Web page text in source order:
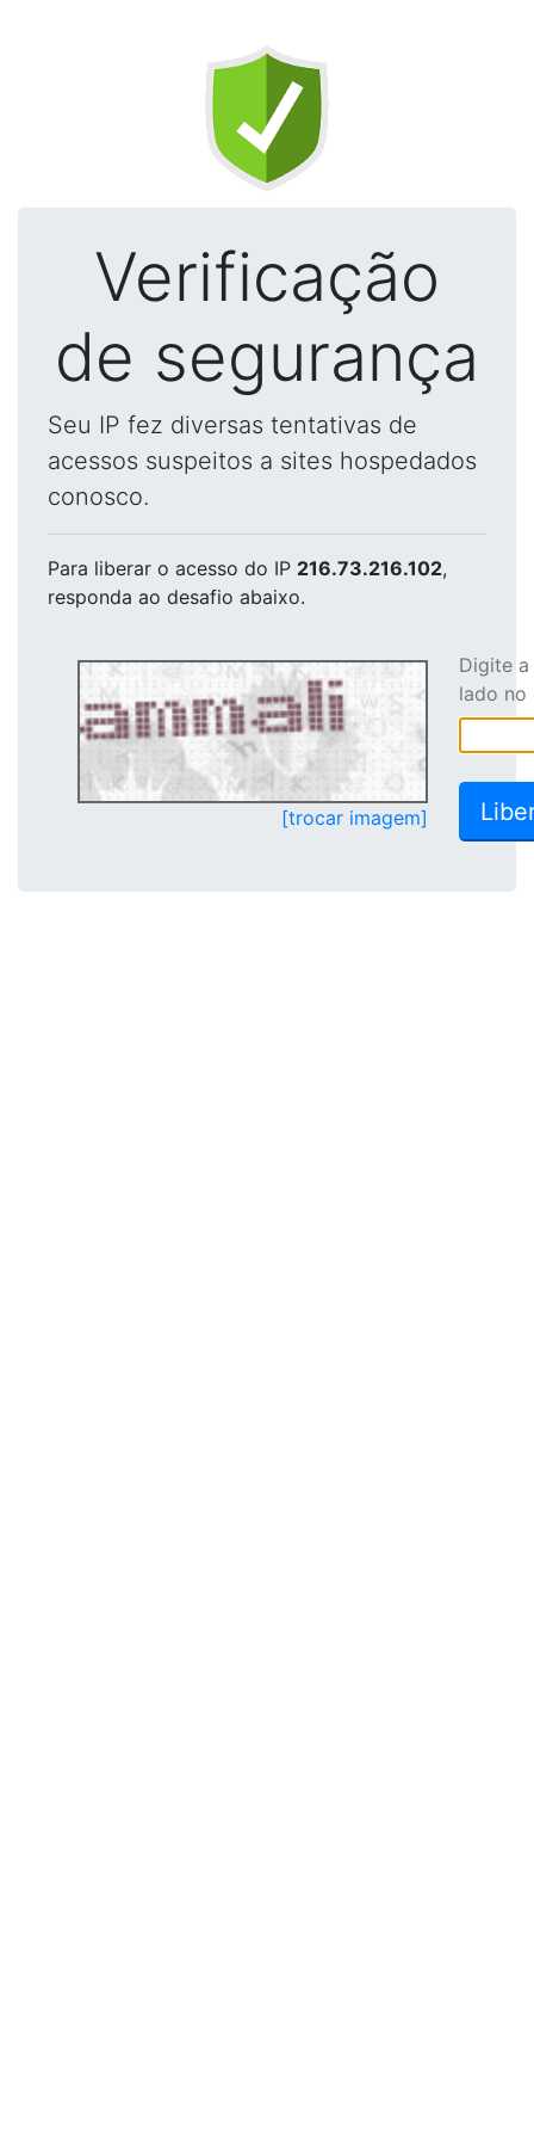
Verificação
de segurança
Seu IP fez diversas tentativas de
acessos suspeitos a sites hospedados
conosco.
Para liberar o acesso do IP 216.73.216.102,
responda ao desafio abaixo.
[trocar imagem]
Digite
lado no